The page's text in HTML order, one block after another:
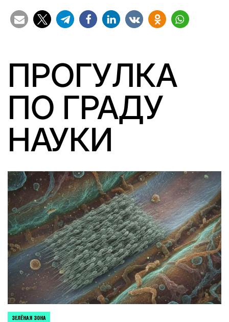
ПРОГУЛКА
ПО ГРАДУ
НАУКИ
ЗЕЛЁНАЯ ЗОНА